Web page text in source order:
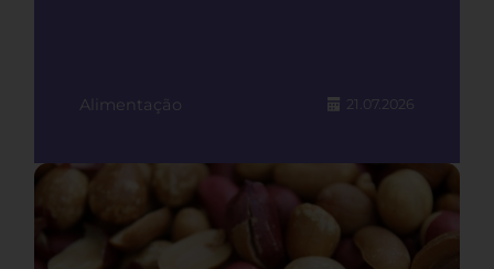
Alimentação 21.07.2026